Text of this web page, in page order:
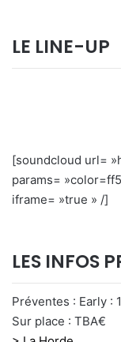
LE LINE-UP
[soundcloud url=
params=
iframe= »true » /]
LES INFOS
Préventes : Early :
Sur place : TBA€